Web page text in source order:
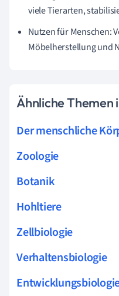
viele Tierarten,
Nutzen für Menschen:
Möbelherstellung und
Ähnliche Themen
Der menschliche
Zoologie
Botanik
Hohltiere
Zellbiologie
Verhaltensbiologie